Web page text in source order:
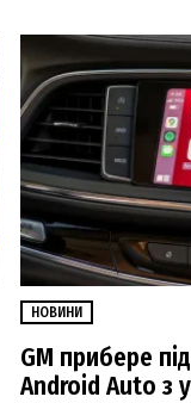
НОВИНИ
GM прибере
Android Auto з